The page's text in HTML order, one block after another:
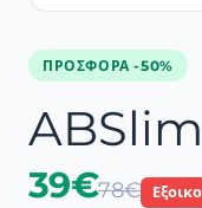
ΠΡΟΣΦΟΡΆ -50%
ABSlim
39€78€